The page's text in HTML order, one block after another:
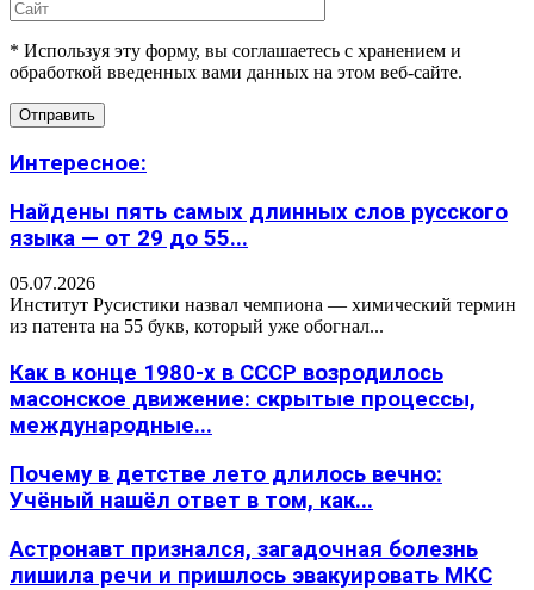
* Используя эту форму, вы соглашаетесь с хранением и
обработкой введенных вами данных на этом веб-сайте.
Интересное:
Найдены пять самых длинных слов русского
языка — от 29 до 55...
05.07.2026
Институт Русистики назвал чемпиона — химический термин
из патента на 55 букв, который уже обогнал...
Как в конце 1980-х в СССР возродилось
масонское движение: скрытые процессы,
международные...
Почему в детстве лето длилось вечно:
Учёный нашёл ответ в том, как...
Астронавт признался, загадочная болезнь
лишила речи и пришлось эвакуировать МКС